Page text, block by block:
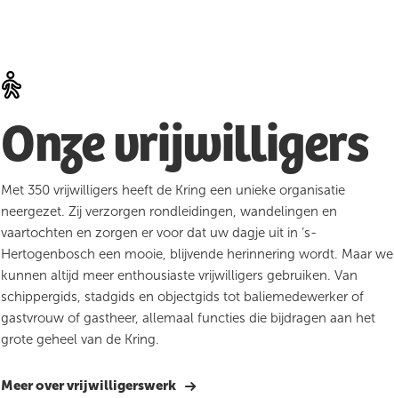
Onze vrijwilligers
Met 350 vrijwilligers heeft de Kring een unieke organisatie
neergezet. Zij verzorgen rondleidingen, wandelingen en
vaartochten en zorgen er voor dat uw dagje uit in ‘s-
Hertogenbosch een mooie, blijvende herinnering wordt. Maar we
kunnen altijd meer enthousiaste vrijwilligers gebruiken. Van
schippergids, stadgids en objectgids tot baliemedewerker of
gastvrouw of gastheer, allemaal functies die bijdragen aan het
grote geheel van de Kring.
Meer over vrijwilligerswerk